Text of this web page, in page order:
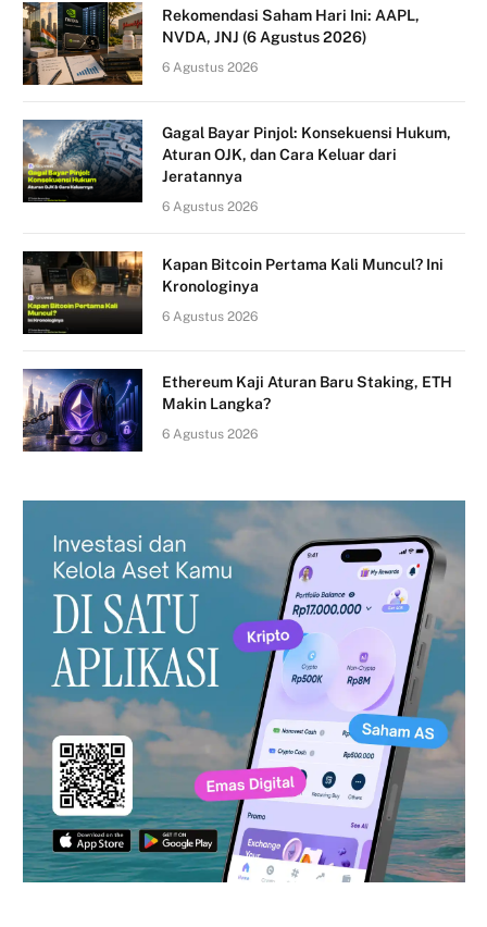
Rekomendasi Saham Hari Ini: AAPL,
NVDA, JNJ (6 Agustus 2026)
6 Agustus 2026
Gagal Bayar Pinjol: Konsekuensi Hukum,
Aturan OJK, dan Cara Keluar dari
Jeratannya
6 Agustus 2026
Kapan Bitcoin Pertama Kali Muncul? Ini
Kronologinya
6 Agustus 2026
Ethereum Kaji Aturan Baru Staking, ETH
Makin Langka?
6 Agustus 2026